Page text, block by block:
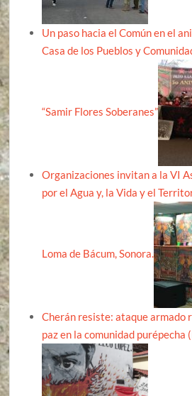
Un paso hacia el Común en el
Casa de los Pueblos y
“Samir Flores Soberanes”
Organizaciones invitan a la VI
por el Agua y, la Vida y el
Loma de Bácum, Sonora.
Cherán resiste: ataque armado
paz en la comunidad purépecha